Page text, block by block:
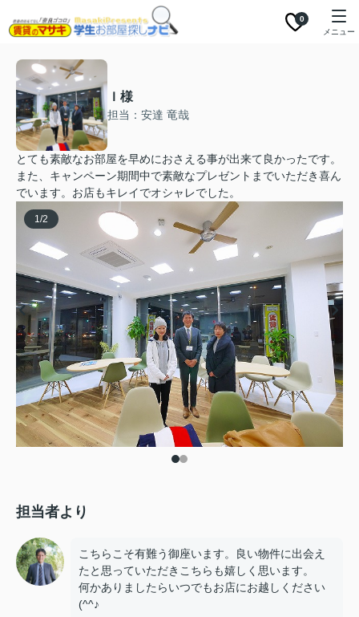
0
メニュー
Ｉ様
担当：安達 竜哉
とても素敵なお部屋を早めにおさえる事が出来て良かったです。
また、キャンペーン期間中で素敵なプレゼントまでいただき喜ん
でいます。お店もキレイでオシャレでした。
1/2
担当者より
こちらこそ有難う御座います。良い物件に出会え
たと思っていただきこちらも嬉しく思います。
何かありましたらいつでもお店にお越しください
(^^♪